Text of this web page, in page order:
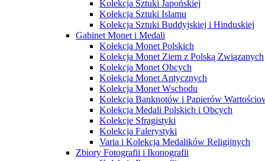
Kolekcja Sztuki Japońskiej
Kolekcja Sztuki Islamu
Kolekcja Sztuki Buddyjskiej i Hinduskiej
Gabinet Monet i Medali
Kolekcja Monet Polskich
Kolekcja Monet Ziem z Polską Związanych
Kolekcja Monet Obcych
Kolekcja Monet Antycznych
Kolekcja Monet Wschodu
Kolekcja Banknotów i Papierów
Kolekcja Medali Polskich i Obcych
Kolekcje Sfragistyki
Kolekcja Falerystyki
Varia i Kolekcja Medalików Religijnych
Zbiory Fotografii i Ikonografii